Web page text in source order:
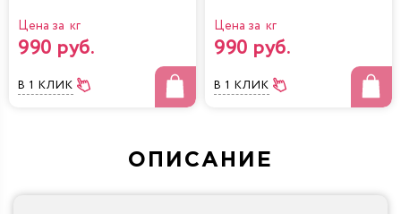
Цена за кг
990 руб.
В 1 КЛИК
Цена за кг
990 руб.
В 1 КЛИК
ОПИСАНИЕ